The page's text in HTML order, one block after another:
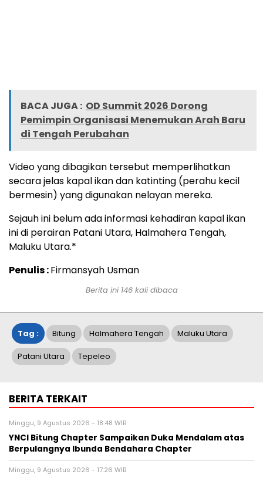
BACA JUGA : OD Summit 2026 Dorong
Pemimpin Organisasi Menemukan Arah Baru
di Tengah Perubahan
Video yang dibagikan tersebut memperlihatkan
secara jelas kapal ikan dan katinting (perahu kecil
bermesin) yang digunakan nelayan mereka.
Sejauh ini belum ada informasi kehadiran kapal ikan
ini di perairan Patani Utara, Halmahera Tengah,
Maluku Utara.*
Penulis :Firmansyah Usman
Berita ini 146kali dibaca
Tag : Bitung Halmahera Tengah Maluku Utara
Patani Utara Tepeleo
BERITA TERKAIT
Minggu, 9 Agustus 2026 - 18:48 WIB
YNCI Bitung Chapter Sampaikan Duka Mendalam atas
Berpulangnya Ibunda Bendahara Chapter
Minggu, 9 Agustus 2026 - 17:26 WIB